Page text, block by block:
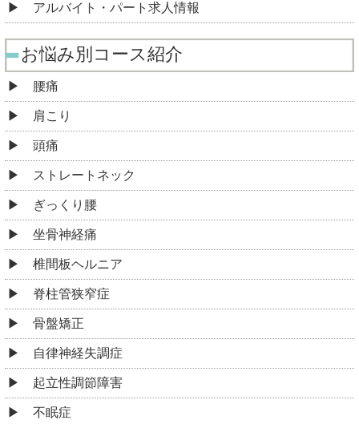
アルバイト・パート求人情報
お悩み別コース紹介
腰痛
肩こり
頭痛
ストレートネック
ぎっくり腰
坐骨神経痛
椎間板ヘルニア
脊柱管狭窄症
骨盤矯正
自律神経失調症
起立性調節障害
不眠症